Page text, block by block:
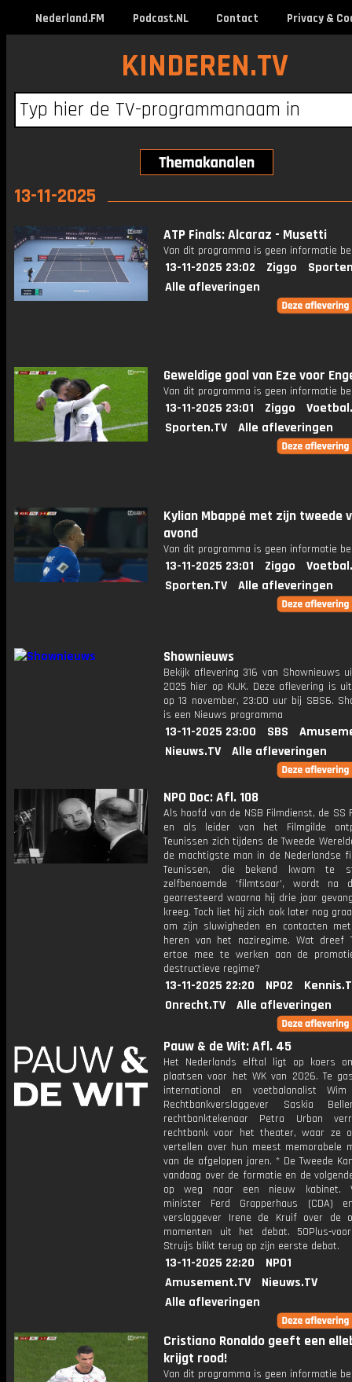
Nederland.FM Podcast.NL Contact Privacy &
KINDEREN.TV
13-11-2025
ATP Finals: Alcaraz - Musetti
Van dit programma is geen informatie
13-11-2025 23:02 Ziggo
Alle afleveringen
Geweldige goal van Eze voor
Van dit programma is geen informatie
13-11-2025 23:01 Ziggo
Sporten.TV
Alle afleveringen
Kylian Mbappé met zijn tweede
avond
Van dit programma is geen informatie
13-11-2025 23:01 Ziggo
Sporten.TV
Alle afleveringen
Shownieuws
Bekijk aflevering 316 van Shownieuws
2025 hier op KIJK. Deze aflevering is
op 13 november, 23:00 uur bij SBS6.
is een Nieuws programma
13-11-2025 23:00 SBS
Nieuws.TV
Alle afleveringen
NPO Doc: Afl. 108
Als hoofd van de NSB Filmdienst, de SS
en als leider van het Filmgilde
Teunissen zich tijdens de Tweede
de machtigste man in de Nederlandse
Teunissen, die bekend kwam te
zelfbenoemde 'filmtsaar', wordt na
gearresteerd waarna hij drie jaar
kreeg. Toch liet hij zich ook later nog
om zijn sluwigheden en contacten
heren van het naziregime. Wat dreef
ertoe mee te werken aan de
destructieve regime?
13-11-2025 22:20 NPO2
Onrecht.TV
Alle afleveringen
Pauw & de Wit: Afl. 45
Het Nederlands elftal ligt op koers
plaatsen voor het WK van 2026. Te
international en voetbalanalist
Rechtbankverslaggever Saskia
rechtbanktekenaar Petra Urban
rechtbank voor het theater, waar ze
vertellen over hun meest memorabele
van de afgelopen jaren. * De Tweede
vandaag over de formatie en de
op weg naar een nieuw kabinet.
minister Ferd Grapperhaus (CDA)
verslaggever Irene de Kruif over de
momenten uit het debat. 50Plus-
Struijs blikt terug op zijn eerste debat.
13-11-2025 22:20
NPO1
Amusement.TV
Nieuws.TV
Alle afleveringen
Cristiano Ronaldo geeft een
krijgt rood!
Van dit programma is geen informatie